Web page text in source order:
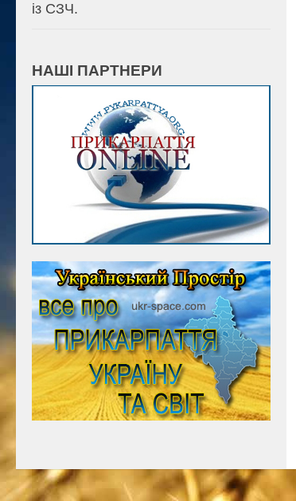
із СЗЧ.
НАШІ ПАРТНЕРИ